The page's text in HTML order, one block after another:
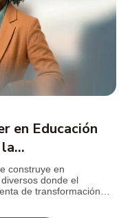
en Educación
territorial
construye en
donde el
de transformación